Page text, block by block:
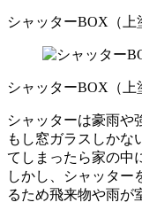
シャッターBOX（上
シャッターBOX（上
シャッターは豪雨や
もし窓ガラスしかな
てしまったら家の中
しかし、シャッター
るため飛来物や雨が